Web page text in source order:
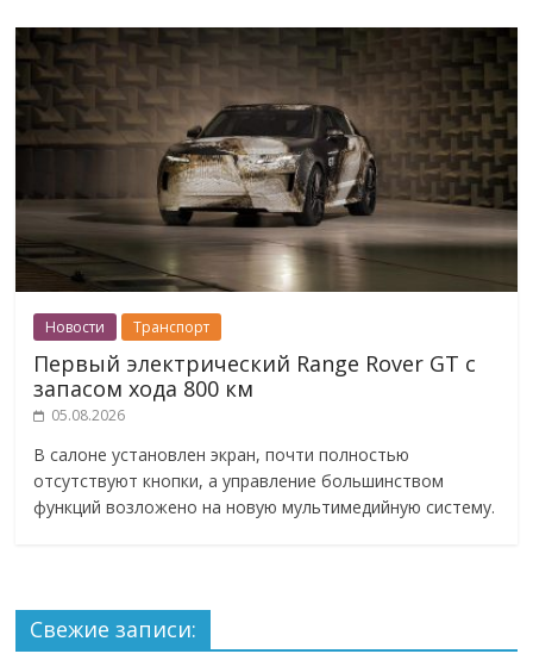
Новости Транспорт
Первый электрический Range Rover GT с
запасом хода 800 км
05.08.2026
В салоне установлен экран, почти полностью
отсутствуют кнопки, а управление большинством
функций возложено на новую мультимедийную систему.
Свежие записи: